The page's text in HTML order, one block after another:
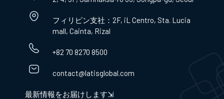
フィリピン支社：2F, iL Centro, Sta. Lucia
mall, Cainta, Rizal
+82 70 8270 8500
contact@latisglobal.com
最新情報をお届けします⇲